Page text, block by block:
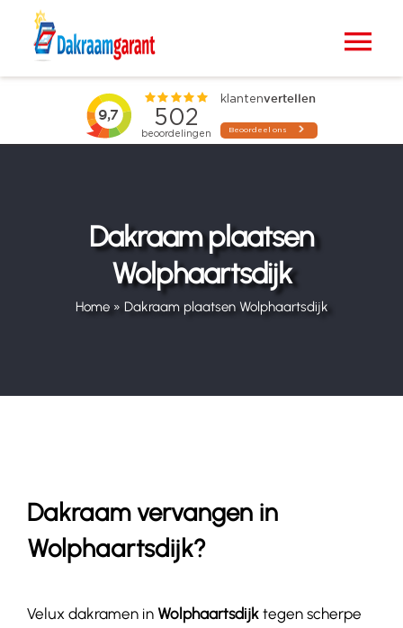
Blogs
Dakraam plaatsen
Wolphaartsdijk
Home» Dakraam plaatsen Wolphaartsdijk
Dakraam vervangen in
Wolphaartsdijk?
Velux dakramen in Wolphaartsdijktegen scherpe